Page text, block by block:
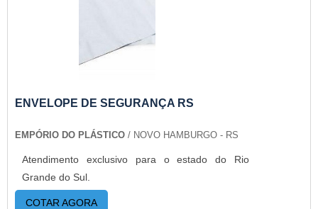
fábricas ainda mais modernas e custos reduzidos.
Aumentando, assim, o mix de sacos a pronta
quantidades. Para saber mais informações, basta
ENVELOPE DE SEGURANÇA RS
EMPÓRIO DO PLÁSTICO / NOVO HAMBURGO - RS
Atendimento exclusivo para o estado do Rio
Grande do Sul.
COTAR AGORA